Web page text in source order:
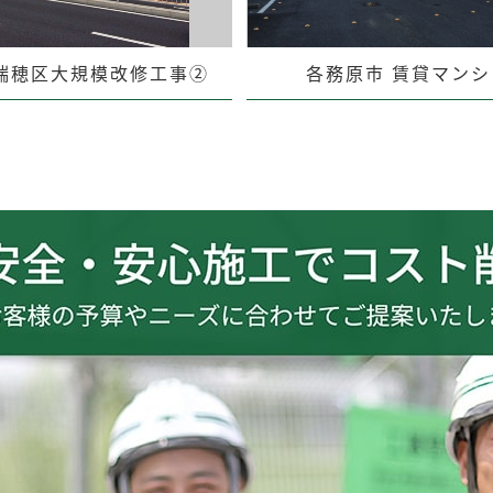
穂区大規模改修工事② 各務原市 賃貸マン